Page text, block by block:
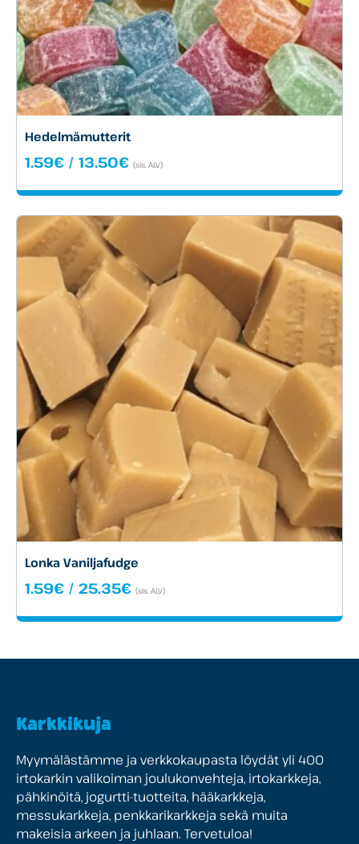
Hedelmämutterit
1.59€ / 13.50€Hintaluokka:
-
(sis. ALV)
Lonka Vaniljafudge
1.59€ / 25.35€Hintaluokka:
-
(sis. ALV)
Karkkikuja
Myymälästämme ja verkkokaupasta löydät yli 400
irtokarkin valikoiman joulukonvehteja, irtokarkkeja,
pähkinöitä, jogurtti-tuotteita, hääkarkkeja,
messukarkkeja, penkkarikarkkeja sekä muita
makeisia arkeen ja juhlaan. Tervetuloa!